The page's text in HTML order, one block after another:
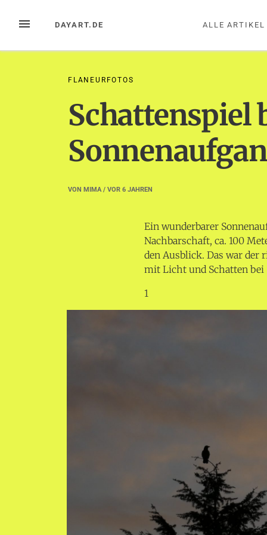
InhaltMENÜ DAYART.DE ALLE ARTIKEL
FLANEURFOTOS
Schattenspiel
VON MIMA/ VOR 6 JAHREN
Ein wunderbarer
Nachbarschaft, ca. 100
den Ausblick.Das war der
mit Licht und Schatten bei
1